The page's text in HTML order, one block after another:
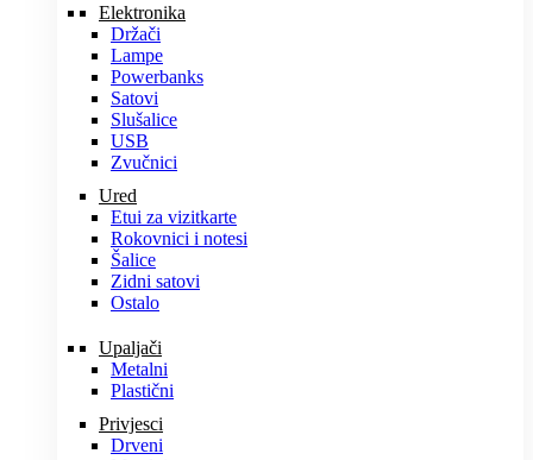
Elektronika
Držači
Lampe
Powerbanks
Satovi
Slušalice
USB
Zvučnici
Ured
Etui za vizitkarte
Rokovnici i notesi
Šalice
Zidni satovi
Ostalo
Upaljači
Metalni
Plastični
Privjesci
Drveni